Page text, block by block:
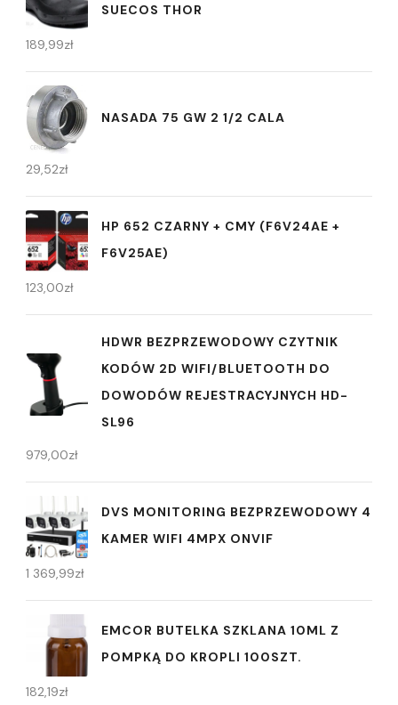
SUECOS THOR
189,99zł
NASADA 75 GW 2 1/2 CALA
29,52zł
HP 652 CZARNY + CMY (F6V24AE +
F6V25AE)
123,00zł
HDWR BEZPRZEWODOWY CZYTNIK
KODÓW 2D WIFI/BLUETOOTH DO
DOWODÓW REJESTRACYJNYCH HD-
SL96
979,00zł
DVS MONITORING BEZPRZEWODOWY 4
KAMER WIFI 4MPX ONVIF
1 369,99zł
EMCOR BUTELKA SZKLANA 10ML Z
POMPKĄ DO KROPLI 100SZT.
182,19zł